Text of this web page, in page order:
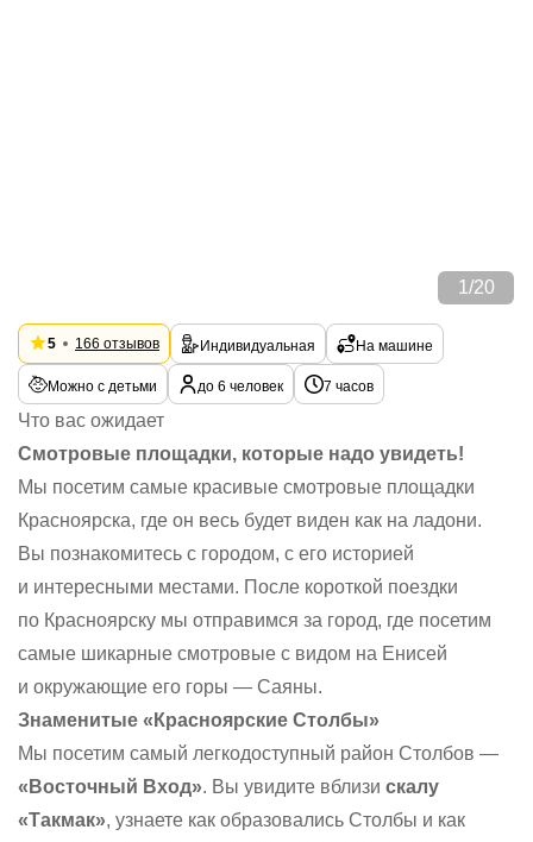
1 /20
5 166 отзывов Индивидуальная На машине
Можно с детьми до 6 человек 7 часов
Что вас ожидает
Смотровые площадки, которые надо увидеть!
Мы посетим самые красивые смотровые площадки
Красноярска, где он весь будет виден как на ладони.
Вы познакомитесь с городом, с его историей
и интересными местами. После короткой поездки
по Красноярску мы отправимся за город, где посетим
самые шикарные смотровые с видом на Енисей
и окружающие его горы — Саяны.
Знаменитые «Красноярские Столбы»
Мы посетим самый легкодоступный район Столбов —
«Восточный Вход». Вы увидите вблизи скалу
«Такмак», узнаете как образовались Столбы и как